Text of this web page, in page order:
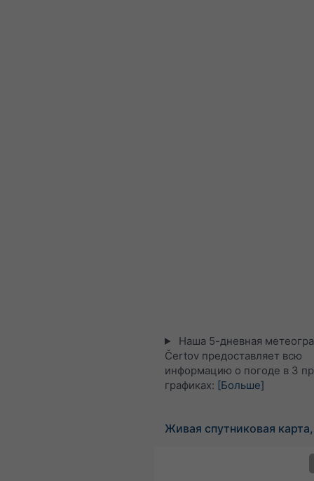
Наша 5-дневная
Čertov предоставляет всю
информацию о погоде в 3
графиках: [Больше]
Живая спутниковая